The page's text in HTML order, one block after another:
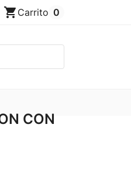
shopping_cart Carrito 0
CON